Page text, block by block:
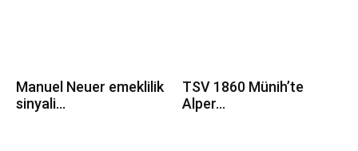
Manuel Neuer emeklilik
sinyali...
TSV 1860 Münih’te
Alper...